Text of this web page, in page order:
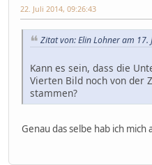
22. Juli 2014, 09:26:43
Zitat von: Elin Lohner am 17.
Kann es sein, dass die
Vierten Bild noch von der
stammen?
Genau das selbe hab ich mich